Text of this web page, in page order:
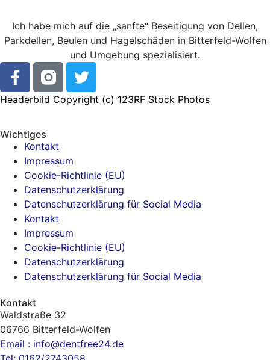
Ich habe mich auf die „sanfte“ Beseitigung von Dellen,
Parkdellen, Beulen und Hagelschäden in Bitterfeld-Wolfen
und Umgebung spezialisiert.
Headerbild Copyright (c) 123RF Stock Photos
Wichtiges
Kontakt
Impressum
Cookie-Richtlinie (EU)
Datenschutzerklärung
Datenschutzerklärung für Social Media
Kontakt
Impressum
Cookie-Richtlinie (EU)
Datenschutzerklärung
Datenschutzerklärung für Social Media
Kontakt
Waldstraße 32
06766 Bitterfeld-Wolfen
Email : info@dentfree24.de